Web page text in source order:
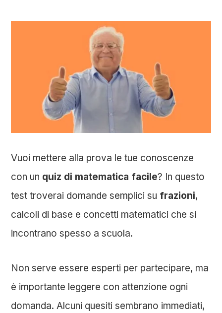
Vuoi mettere alla prova le tue conoscenze
con un quiz di matematica facile? In questo
test troverai domande semplici su frazioni,
calcoli di base e concetti matematici che si
incontrano spesso a scuola.
Non serve essere esperti per partecipare, ma
è importante leggere con attenzione ogni
domanda. Alcuni quesiti sembrano immediati,